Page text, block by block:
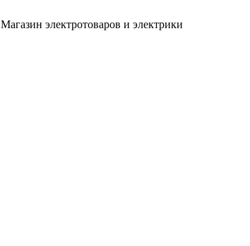
Магазин электротоваров и электрики